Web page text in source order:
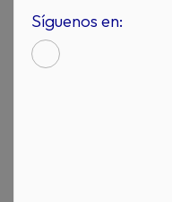
Síguenos en: